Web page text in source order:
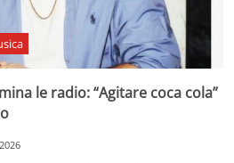
le radio: “Agitare coca cola”